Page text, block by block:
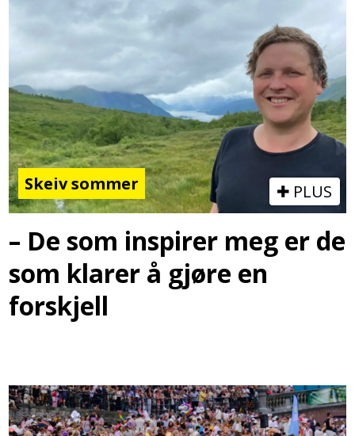
Skeiv sommer PLUS
– De som inspirer meg er de
som klarer å gjøre en
forskjell